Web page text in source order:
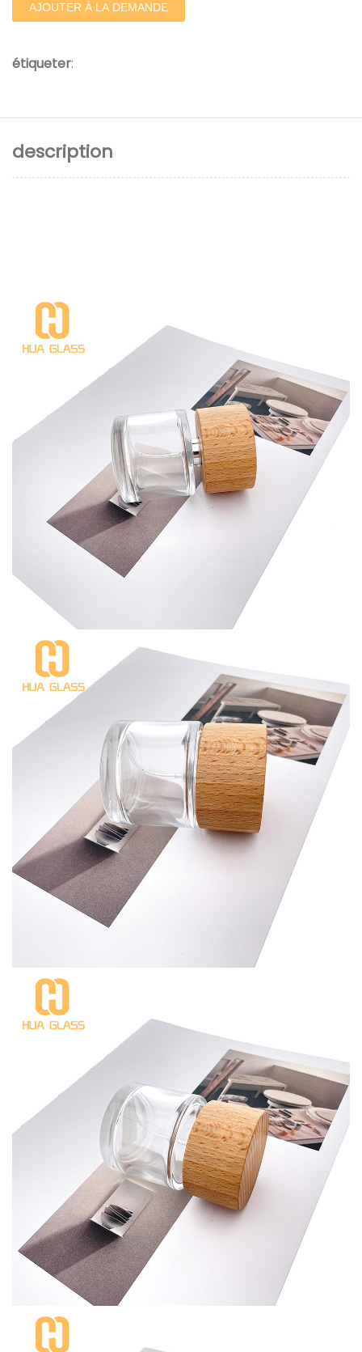
AJOUTER À LA DEMANDE
étiqueter:
description